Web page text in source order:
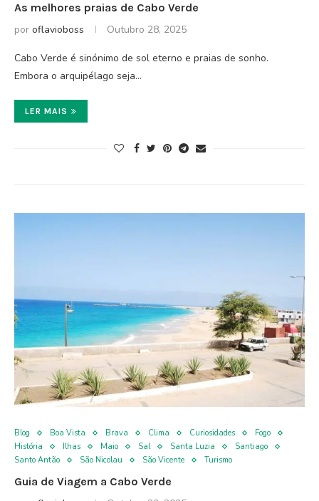
As melhores praias de Cabo Verde
por oflavioboss Outubro 28, 2025
Cabo Verde é sinónimo de sol eterno e praias de sonho.
Embora o arquipélago seja…
LER MAIS
Blog Boa Vista Brava Clima Curiosidades
Fogo
História
Ilhas Maio Sal Santa Luzia
Santiago
Santo Antão
São Nicolau São Vicente Turismo
Guia de Viagem a Cabo Verde